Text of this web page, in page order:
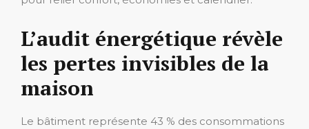
L’audit énergétique révèle
les pertes invisibles de la
maison
Le bâtiment représente 43 % des consommations